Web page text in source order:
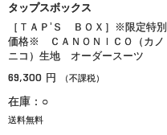
タップスボックス
［ＴＡＰ’Ｓ ＢＯＸ］※限定特別
価格※ ＣＡＮＯＮＩＣＯ（カノ
ニコ）生地 オーダースーツ
69,300 円 （不課税）
在庫：○
送料無料